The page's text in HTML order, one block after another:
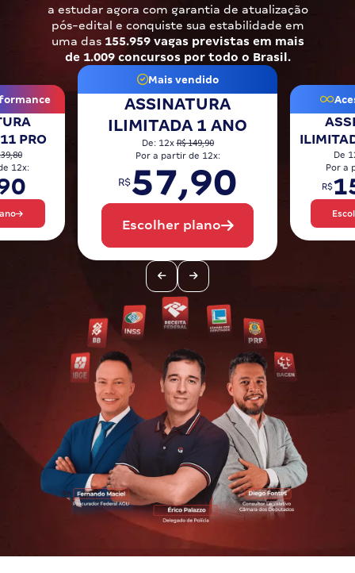
Graduação
Mentorias
Questões grátis
Conteúdo gratuito
Blog
a estudar agora com garantia de atualização
pós-edital e conquiste sua estabilidade em
uma das 155.959 vagas previstas em mais
de 1.009 concursos por todo o Brasil.
PRO
12x:
Mais vendido
ASSINATURA
ILIMITADA 1 ANO
De: 12xR$ 149,90
Por a partir de 12x:
R$57,90
Escolher plano
De
Por a
R$